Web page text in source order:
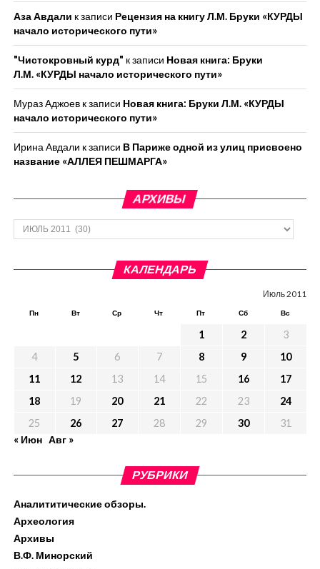
Аза Авдали к записи Рецензия на книгу Л.М. Бруки «КУРДЫ
начало исторического пути»
"Чистокровный курд" к записи Новая книга: Бруки
Л.М. «КУРДЫ начало исторического пути»
Мураз Аджоевк записи Новая книга: Бруки Л.М. «КУРДЫ
начало исторического пути»
Ирина Авдали к записи В Париже одной из улиц присвоено
название «АЛЛЕЯ ПЕШМАРГА»
АРХИВЫ
Архивы
КАЛЕНДАРЬ
Июль 2011
Пн Вт Ср Чт Пт Сб Вс
1 2
3
4
5 6 7 8 9
10
11
12 13 14 15 16
17
18
19 20 21 22 23
24
25
26 27 28 29 30
31
« Июн Авг »
РУБРИКИ
Аналититические обзоры.
Археология
Архивы
В.Ф. Минорский